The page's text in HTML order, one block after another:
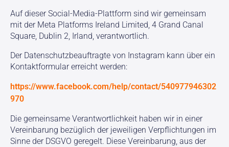
Auf dieser Social-Media-Plattform sind wir gemeinsam
mit der Meta Platforms Ireland Limited, 4 Grand Canal
Square, Dublin 2, Irland, verantwortlich.
Der Datenschutzbeauftragte von Instagram kann über ein
Kontaktformular erreicht werden:
https://www.facebook.com/help/contact/540977946302
970
Die gemeinsame Verantwortlichkeit haben wir in einer
Vereinbarung bezüglich der jeweiligen Verpflichtungen im
Sinne der DSGVO geregelt. Diese Vereinbarung, aus der